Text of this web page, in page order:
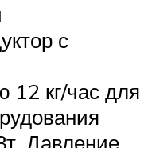
с
12 кг/час для
Давление